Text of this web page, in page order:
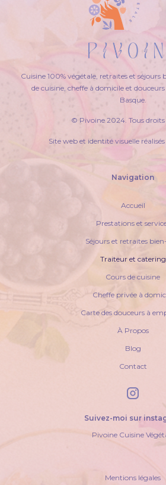
Cuisine 100% végétale, retraites et
de cuisine, cheffe à domicile et
Basque.
© Pivoine 2024. Tous droits
Site web et identité visuelle
Navigation
Accueil
Prestations et
Séjours et retraites
Traiteur et catering
Cours de cuisine
Cheffe privée à
Carte des douceurs à
À Propos
Blog
Contact
Suivez-moi sur
Pivoine Cuisine
Mentions légales